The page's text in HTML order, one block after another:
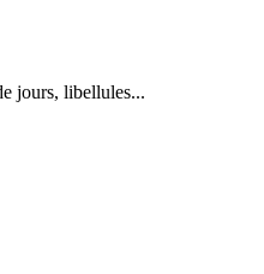
jours, libellules...